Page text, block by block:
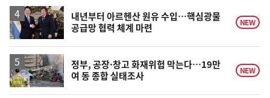
내년부터 아르헨산 원유 수입…핵심광물
공급망 협력 체계 마련
NEW
정부, 공장·창고 화재위험 막는다…19만
여 동 종합 실태조사
NEW